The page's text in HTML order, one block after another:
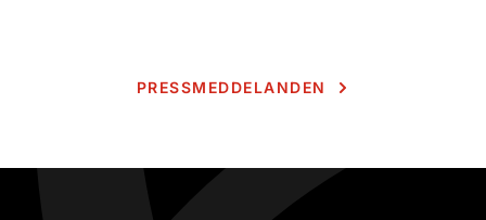
PRESSMEDDELANDEN